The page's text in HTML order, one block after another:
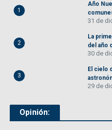
1
Año
31 de
2
La
del año
30 de
3
El cielo
29 de
Opinión: